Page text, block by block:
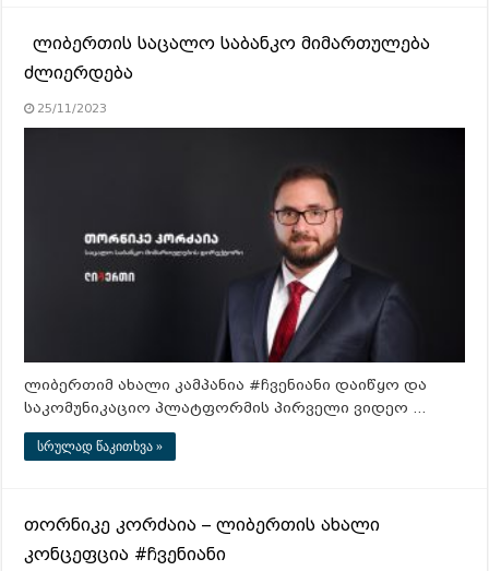
ლიბერთის საცალო საბანკო მიმართულება
ძლიერდება
25/11/2023
ლიბერთიმ ახალი კამპანია #ჩვენიანი დაიწყო და
საკომუნიკაციო პლატფორმის პირველი ვიდეო …
სრულად წაკითხვა »
თორნიკე კორძაია – ლიბერთის ახალი
კონცეფცია #ჩვენიანი